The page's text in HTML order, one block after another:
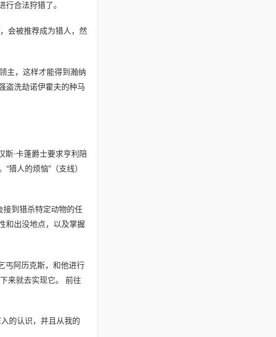
合法狩猎了。
会被推荐成为猎人，然
主，这样才能得到瀚纳
盗洗劫诺伊霍夫的种马
斯·卡蓬爵士要求亨利陪
猎人的烦恼”（支线）
接到猎杀特定动物的任
和出没地点，以及掌握
丐阿历克斯，和他进行
来就去实现它。 前往
的认识，并且从我的